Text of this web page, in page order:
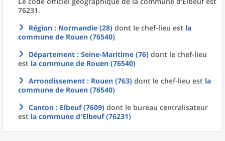
76231.
Région : Normandie (28) dont le chef-lieu est la
commune de Rouen (76540)
Département : Seine-Maritime (76) dont le chef-lieu
est la commune de Rouen (76540)
Arrondissement : Rouen (763) dont le chef-lieu est la
commune de Rouen (76540)
Canton : Elbeuf (7609) dont le bureau centralisateur
est la commune d'Elbeuf (76231)